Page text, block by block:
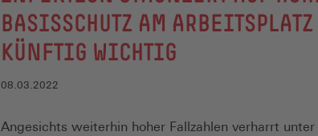
BASISSCHUTZ AM
KÜNFTIG WICHTIG
08.03.2022
Angesichts weiterhin hoher Fallzahlen verharrt